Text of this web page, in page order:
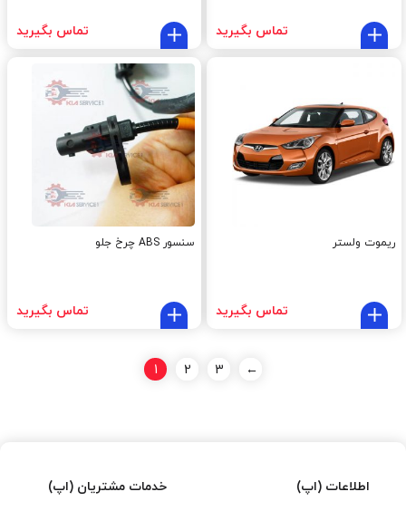
تماس بگیرید تماس بگیرید
ریموت ولستر
تماس بگیرید
سنسور ABS چرخ جلو
تماس بگیرید
1 2 3 ←
اطلاعات (اپ) خدمات مشتریان (اپ)